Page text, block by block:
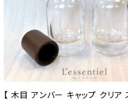
【 木目 アンバー キャップ クリア